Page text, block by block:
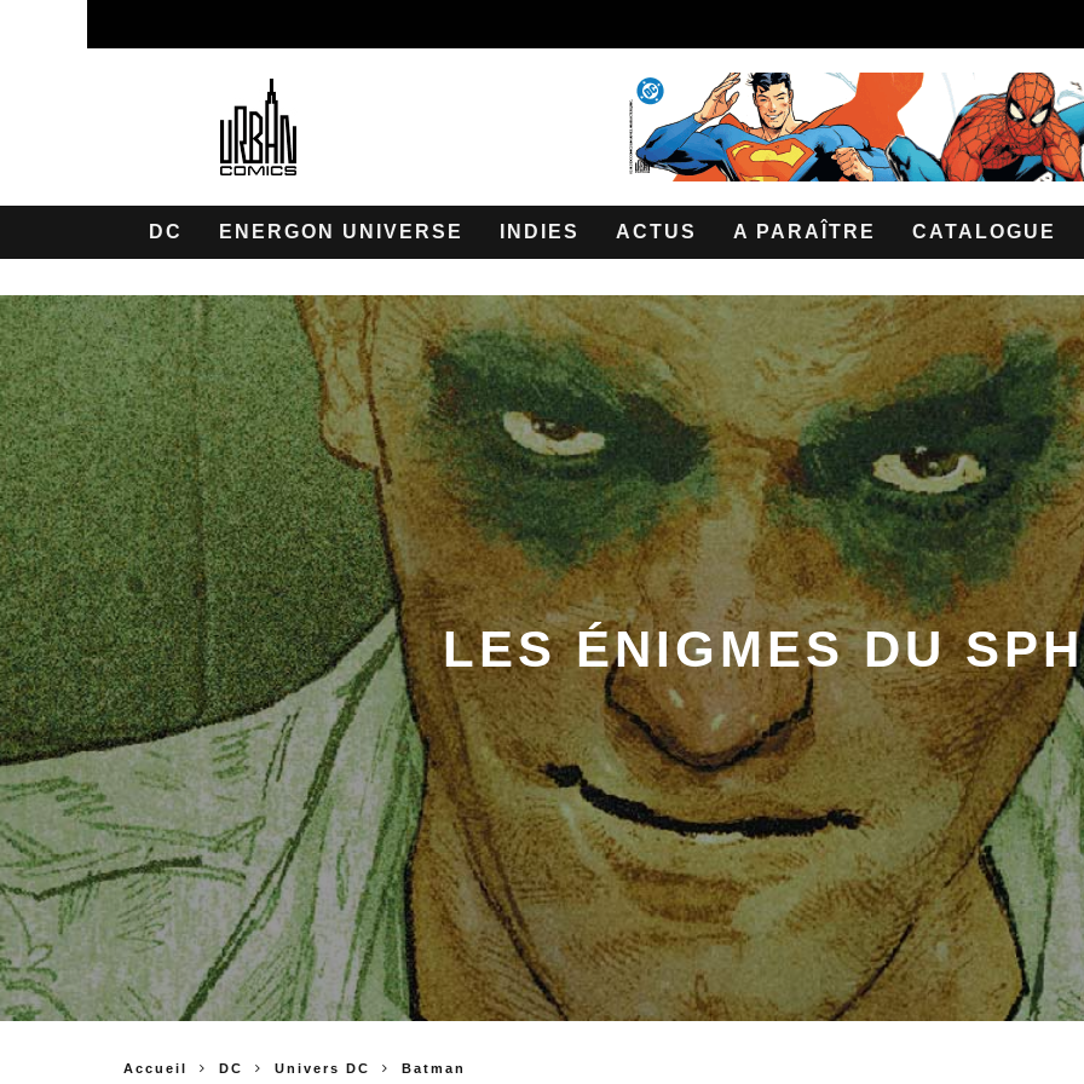
DC ENERGON UNIVERSE INDIES ACTUS A PARAÎTRE CATALOGUE
LES ÉNIGMES DU
Accueil DC Univers DC Batman